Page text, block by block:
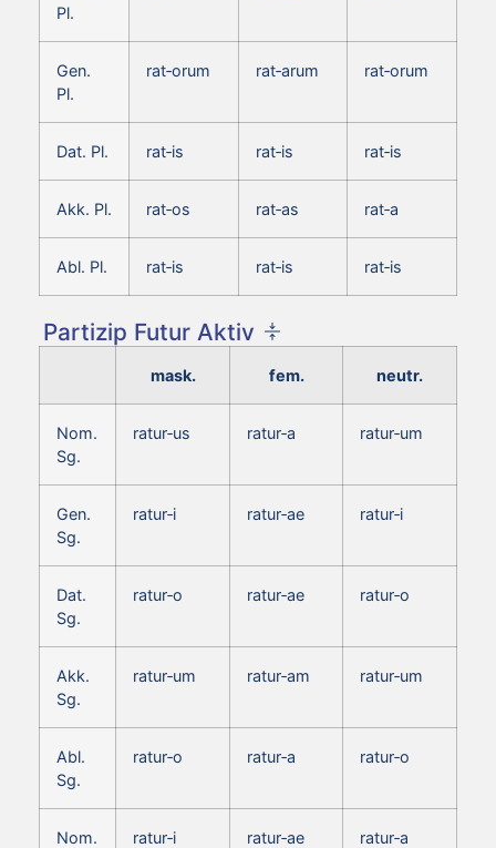
Pl.
Gen.
Pl.
rat‑orum rat‑arum rat‑orum
Dat. Pl. rat‑is rat‑is rat‑is
Akk. Pl. rat‑os rat‑as rat‑a
Abl. Pl. rat‑is rat‑is rat‑is
Partizip Futur Aktiv
mask. fem. neutr.
Nom.
Sg.
ratur‑us ratur‑a ratur‑um
Gen.
Sg.
ratur‑i ratur‑ae ratur‑i
Dat.
Sg.
ratur‑o ratur‑ae ratur‑o
Akk.
Sg.
ratur‑um ratur‑am ratur‑um
Abl.
Sg.
ratur‑o ratur‑a ratur‑o
Nom.
ratur‑i ratur‑ae ratur‑a